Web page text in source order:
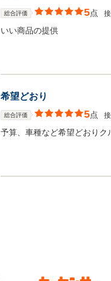
総合評価 5点
いい商品の提供
希望どおり
総合評価 5点
予算、車種など希望どおりク